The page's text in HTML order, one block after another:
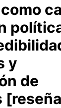
y
de